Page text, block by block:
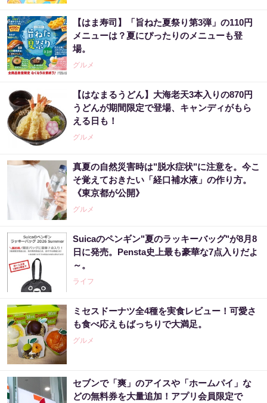
【はま寿司】「旨ねた夏祭り第3弾」の110円
メニューは？夏にぴったりのメニューも登
場。
グルメ
【はなまるうどん】大海老天3本入りの870円
うどんが期間限定で登場、キャンディがもら
える日も！
グルメ
真夏の自然災害時は"脱水症状"に注意を。今こ
そ覚えておきたい「経口補水液」の作り方。
《東京都が公開》
グルメ
Suicaのペンギン"夏のラッキーバッグ"が8月8
日に発売。Pensta史上最も豪華な7点入りだよ
～。
ライフ
ミセスドーナツ全4種を実食レビュー！可愛さ
も食べ応えもばっちりで大満足。
グルメ
セブンで「爽」のアイスや「ホームパイ」な
どの無料券を大量追加！アプリ会員限定で